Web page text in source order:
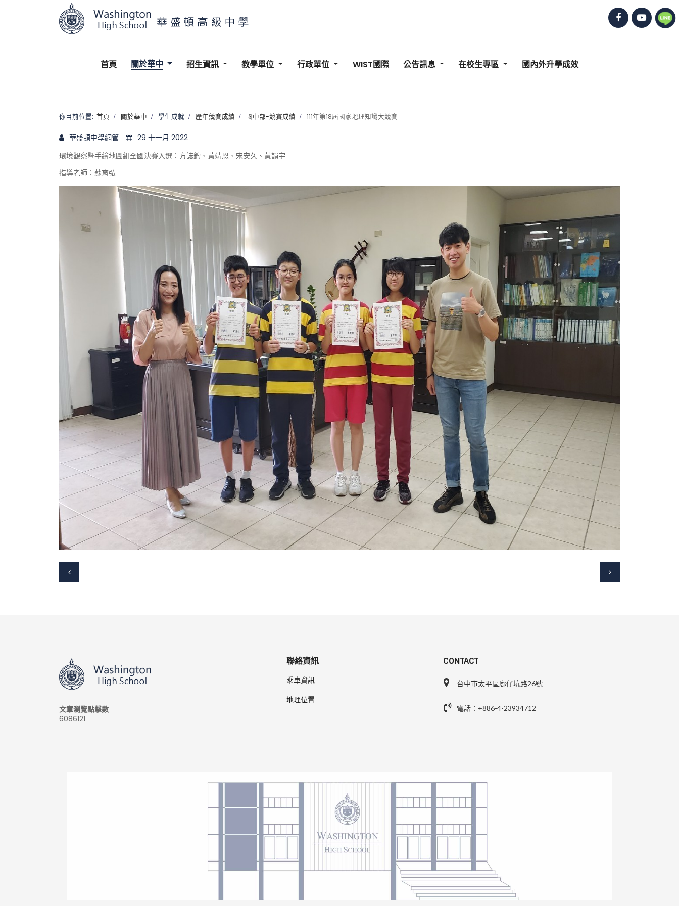
首頁 關於華中 招生資訊 教學單位 行政單位 WIST國際 公告訊息 在校生專區 國內外升學成效
你目前位置: 首頁 關於華中 學生成就 歷年競賽成績 國中部-競賽成績 111年第18屆國家地理知識大競賽
華盛頓中學網管
29 十一月 2022
環境觀察暨手繪地圖組全國決賽入選 ： 方誌鈞 、 黃靖恩 、 宋安久 、 黃韻宇
指導老師：蘇育弘
文章瀏覽點擊數
6086121
聯絡資訊
乘車資訊
地理位置
CONTACT
台中市太平區廍仔坑路26號
電話：+886-4-23934712